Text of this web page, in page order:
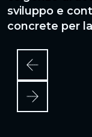
sviluppo e
concrete per